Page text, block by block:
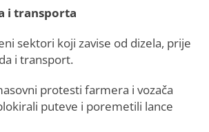
i transporta
sektori koji zavise od dizela, prije
i transport.
protesti farmera i vozača
puteve i poremetili lance